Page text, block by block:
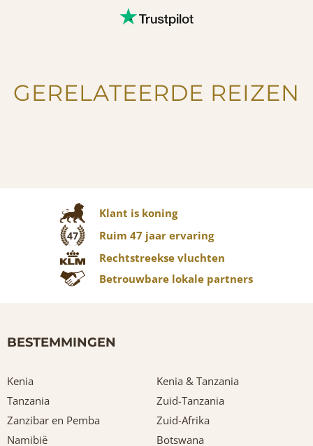
GERELATEERDE REIZEN
Klant is koning
47
Ruim 47 jaar ervaring
Rechtstreekse vluchten
Betrouwbare lokale partners
BESTEMMINGEN
Kenia
Kenia & Tanzania
Tanzania
Zuid-Tanzania
Zanzibar en Pemba
Zuid-Afrika
Namibië
Botswana